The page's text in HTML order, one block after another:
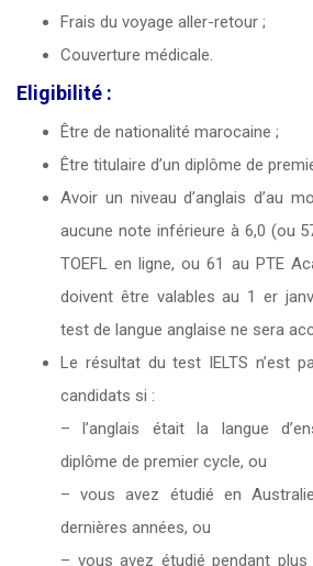
Frais du voyage aller-retour ;
Couverture médicale.
Eligibilité :
Être de nationalité marocaine ;
Être titulaire d’un diplôme de
Avoir un niveau d’anglais d’au
aucune note inférieure à 6,0 (ou
TOEFL en ligne, ou 61 au PTE
doivent être valables au 1 er
test de langue anglaise ne sera
Le résultat du test IELTS n’est
candidats si :
– l’anglais était la langue
diplôme de premier cycle, ou
– vous avez étudié en
dernières années, ou
– vous avez étudié pendant plus